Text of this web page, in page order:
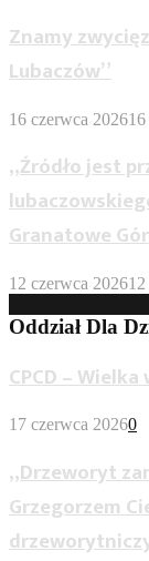
Znamy
Lubaczów”
16 czerwca 2026
„Źródło jest
Granatowe
12 czerwca 2026
Oddział Dla
CPCD –
17 czerwca 20260
„Drzeworyt
Grzegorzem